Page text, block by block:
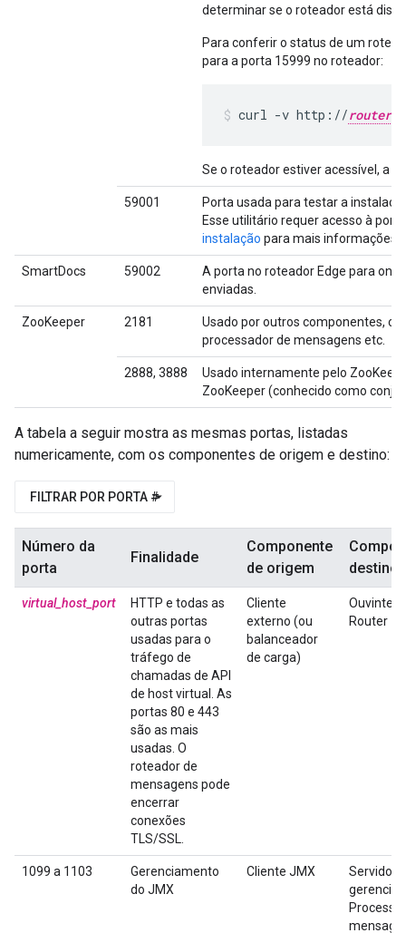
determinar se o roteador está
Para conferir o status de um
para a porta 15999 no roteador:
curl -v http://routerIP
Se o roteador estiver acessível, a
59001
Porta usada para testar a
Esse utilitário requer acesso à
instalação para mais informações
SmartDocs 59002
A porta no roteador Edge para
enviadas.
ZooKeeper 2181
Usado por outros componentes,
processador de mensagens etc.
2888, 3888
Usado internamente pelo
ZooKeeper (conhecido como
A tabela a seguir mostra as mesmas portas, listadas
numericamente, com os componentes de origem e destino:
FILTRAR POR PORTA #
Número da
porta
Finalidade
Componente
de origem
destino
virtual_host_port
HTTP e todas as
outras portas
usadas para o
tráfego de
chamadas de API
de host virtual. As
portas 80 e 443
são as mais
usadas. O
roteador de
mensagens pode
encerrar
conexões
TLS/SSL.
Cliente
externo (ou
balanceador
de carga)
Ouvinte
Router
1099 a 1103
Gerenciamento
do JMX
Cliente JMX
Servidor